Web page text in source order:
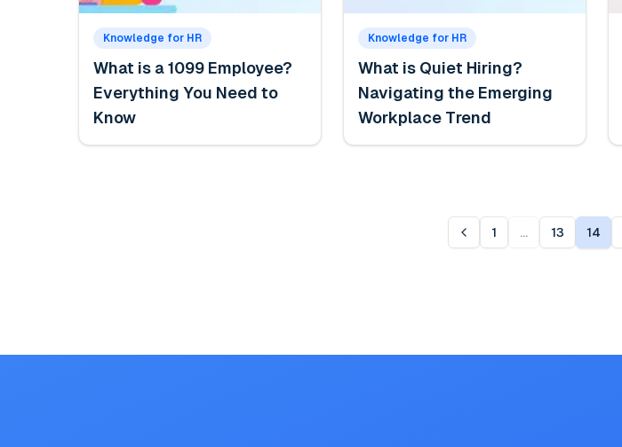
Knowledge for HR
What is a 1099 Employee?
Everything You Need to
Know
Knowledge for HR
What is Quiet Hiring?
Navigating the Emerging
Workplace Trend
1 ... 13 14